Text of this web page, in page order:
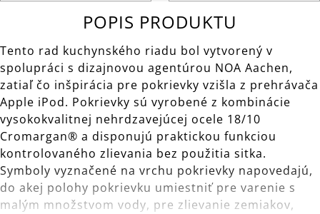
POPIS PRODUKTU
Tento rad kuchynského riadu bol vytvorený v
spolupráci s dizajnovou agentúrou NOA Aachen,
zatiaľ čo inšpirácia pre pokrievky vzišla z prehrávača
Apple iPod. Pokrievky sú vyrobené z kombinácie
vysokokvalitnej nehrdzavejúcej ocele 18/10
Cromargan® a disponujú praktickou funkciou
kontrolovaného zlievania bez použitia sitka.
Symboly vyznačené na vrchu pokrievky napovedajú,
do akej polohy pokrievku umiestniť pre varenie s
malým množstvom vody, pre zlievanie zemiakov,